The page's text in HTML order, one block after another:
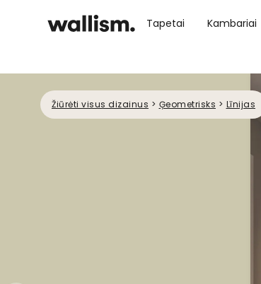
Tapetai Kambariai
Žiūrėti visus dizainus > Ģeometrisks > Līnijas